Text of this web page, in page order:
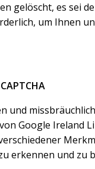
gelöscht, es sei
um Ihnen
und
Google Ireland
erkennen und zu